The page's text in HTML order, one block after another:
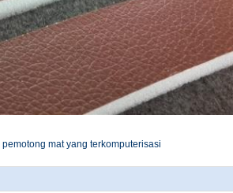
pemotong mat yang terkomputerisasi